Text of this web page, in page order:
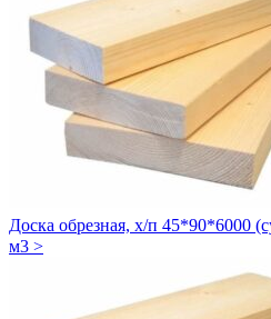
Доска обрезная, х/п 45*90*6000
м3 >